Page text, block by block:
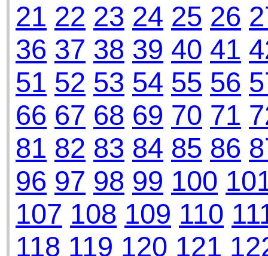
21 22 23 24 25 26
36 37 38 39 40 41
51 52 53 54 55 56
66 67 68 69 70 71
81 82 83 84 85 86
96 97 98 99 100
107 108 109 110
118 119 120 121